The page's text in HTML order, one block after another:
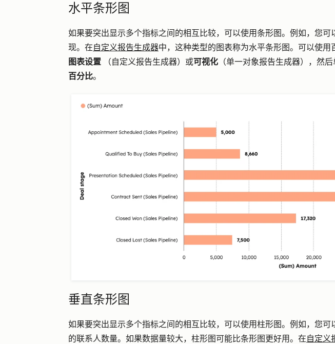
水平条形图
如果要突出显示多个指标之间的相互比较，可以使用条形图。例如，您可
现。在自定义报告生成器中，这种类型的图表称为水平条形图。可以使用
图表设置
（自定义报告生成器）或可视化 （单一对象报告生成器），然
百分比。
垂直条形图
如果要突出显示多个指标之间的相互比较，可以使用柱形图。例如，您可
的联系人数量。如果数据量较大，柱形图可能比条形图更好用。在自定义